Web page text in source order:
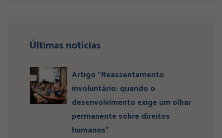
Últimas notícias
Artigo “Reassentamento
involuntário: quando o
desenvolvimento exige um olhar
permanente sobre direitos
humanos”